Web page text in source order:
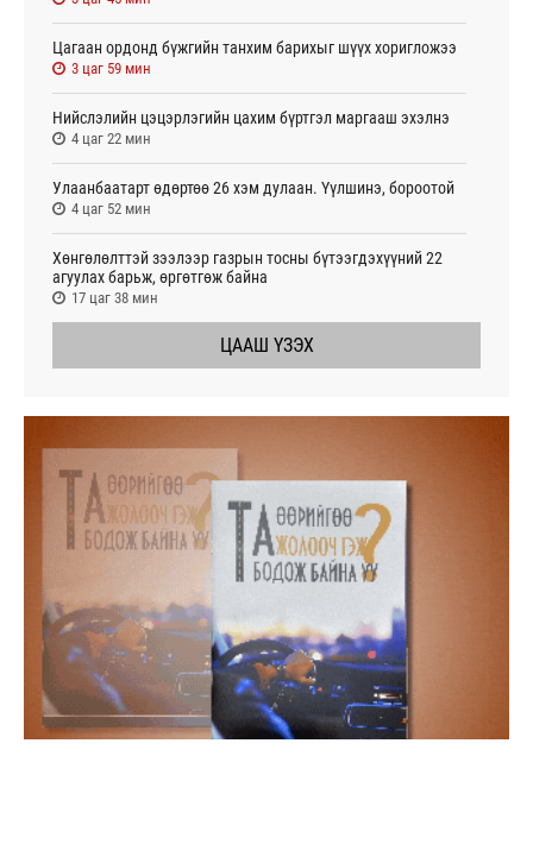
Цагаан ордонд бүжгийн танхим барихыг шүүх хоригложээ
3 цаг 59 мин
Нийслэлийн цэцэрлэгийн цахим бүртгэл маргааш эхэлнэ
4 цаг 22 мин
Улаанбаатарт өдөртөө 26 хэм дулаан. Үүлшинэ, бороотой
4 цаг 52 мин
Хөнгөлөлттэй зээлээр газрын тосны бүтээгдэхүүний 22
агуулах барьж, өргөтгөж байна
17 цаг 38 мин
ЦААШ ҮЗЭХ